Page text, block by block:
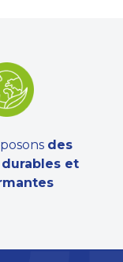
des
et